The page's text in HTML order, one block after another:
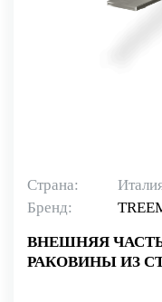
Страна:
Бренд:
ВНЕШНЯЯ
РАКОВИНЫ ИЗ